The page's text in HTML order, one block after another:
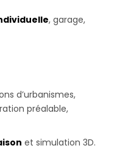
, garage,
d’urbanismes,
préalable,
et simulation 3D.